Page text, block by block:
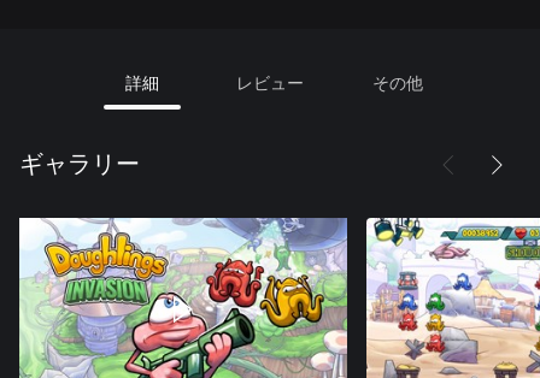
詳細 レビュー その他
ギャラリー